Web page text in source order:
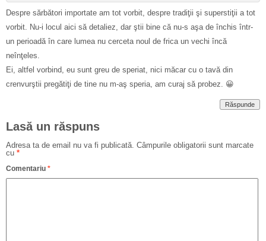
Despre sărbători importate am tot vorbit, despre tradiţii şi superstiţii a tot
vorbit. Nu-i locul aici să detaliez, dar ştii bine că nu-s aşa de închis într-
un perioadă în care lumea nu cerceta noul de frica un vechi încă
neînţeles.
Ei, altfel vorbind, eu sunt greu de speriat, nici măcar cu o tavă din
crenvurştii pregătiţi de tine nu m-aş speria, am curaj să probez. 😀
Răspunde
Lasă un răspuns
Adresa ta de email nu va fi publicată. Câmpurile obligatorii sunt marcate
cu *
Comentariu *